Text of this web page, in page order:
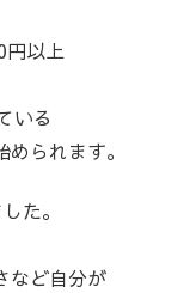
円以上
いる
られます。
た。
など自分が